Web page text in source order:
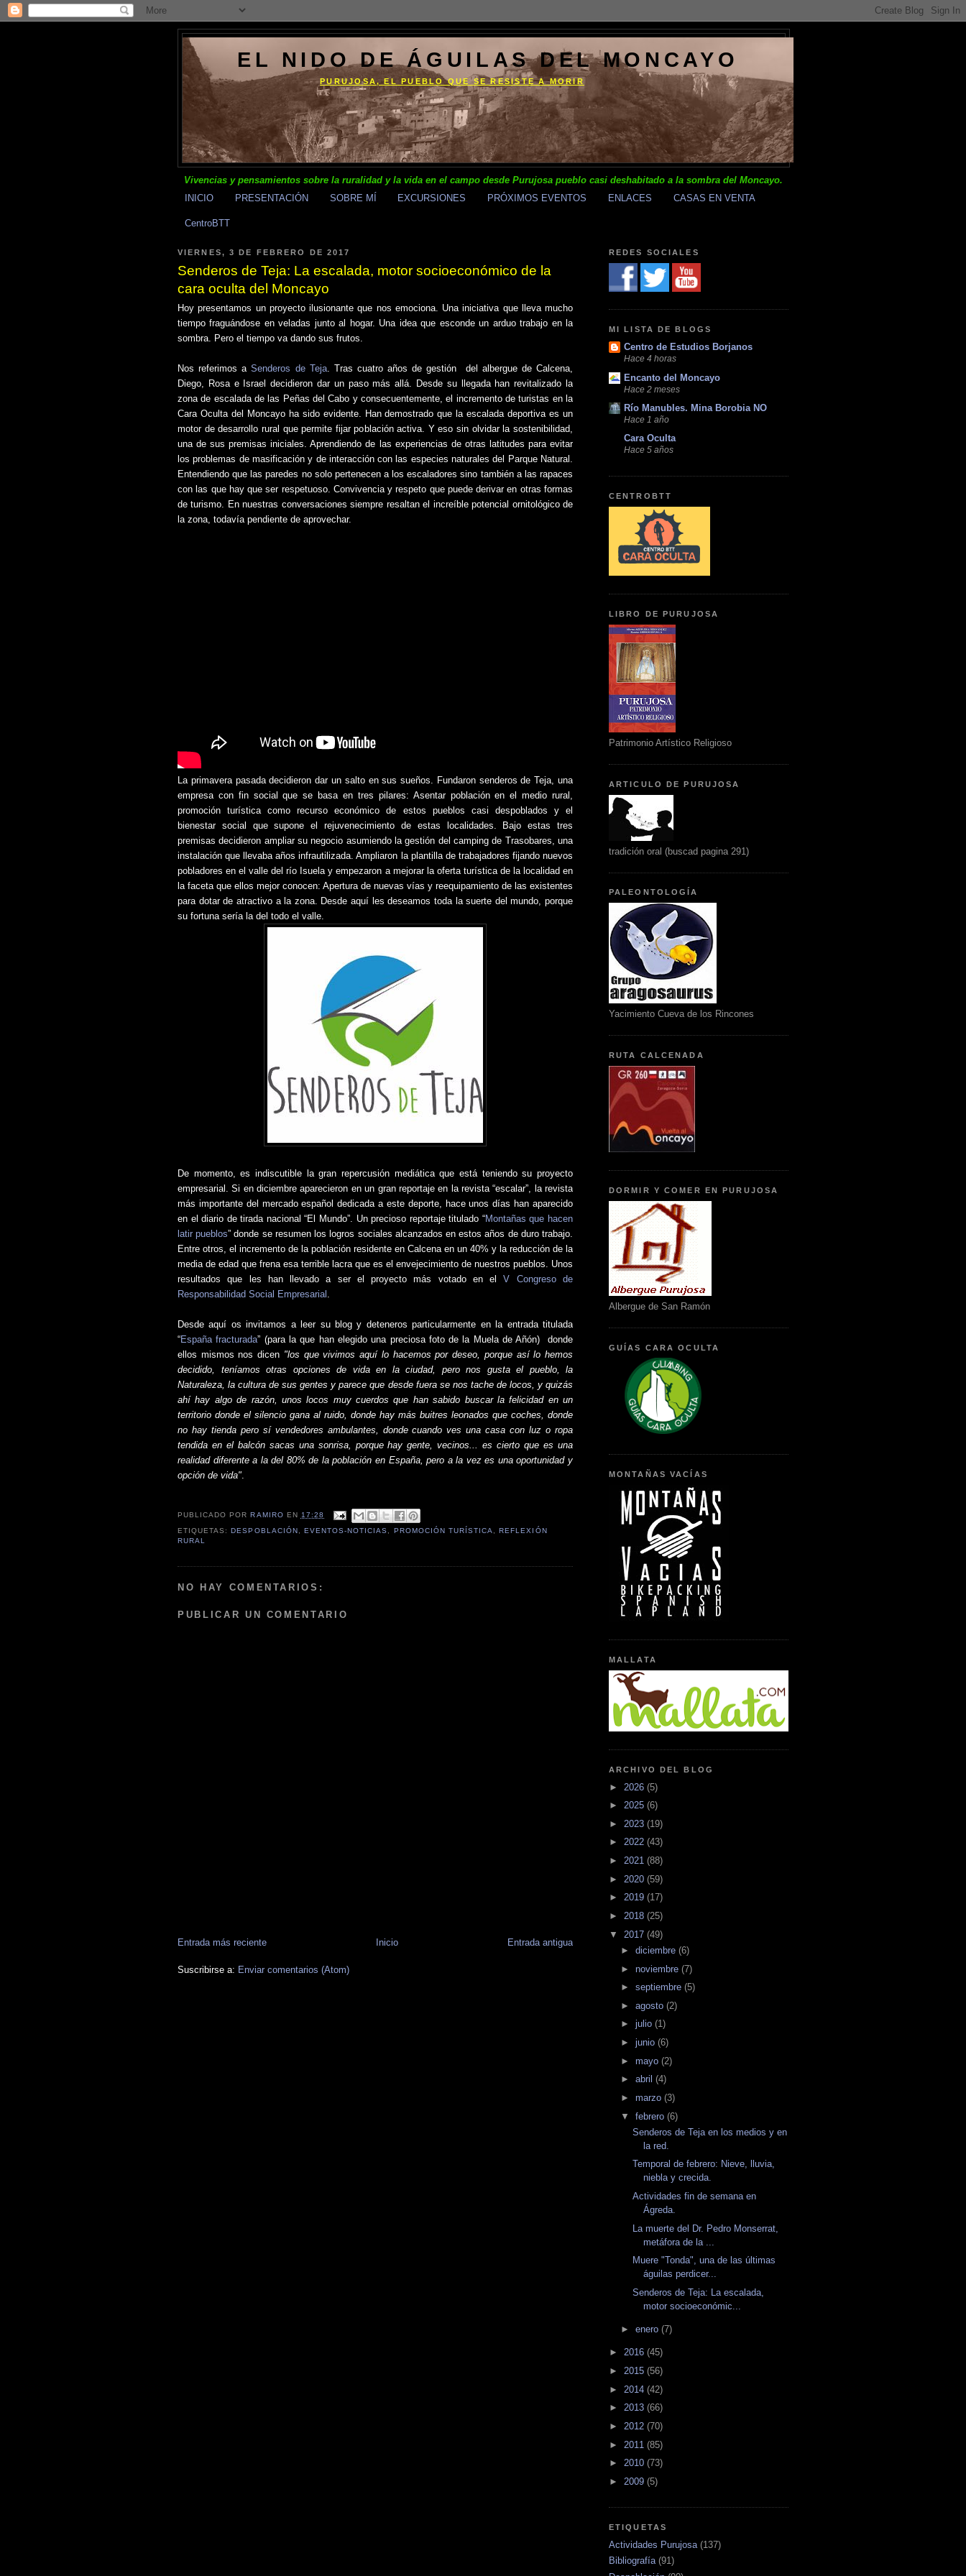
EL NIDO DE ÁGUILAS DEL MONCAYO
PURUJOSA, EL PUEBLO QUE SE RESISTE A MORIR
Vivencias y pensamientos sobre la ruralidad y la vida en el campo desde Purujosa pueblo casi deshabitado a la sombra del Moncayo.
INICIO
PRESENTACIÓN SOBRE MÍ EXCURSIONES PRÓXIMOS EVENTOS ENLACES CASAS EN VENTA
CentroBTT
VIERNES, 3 DE FEBRERO DE 2017
Senderos de Teja: La escalada, motor socioeconómico de la
cara oculta del Moncayo
Hoy presentamos un proyecto ilusionante que nos emociona. Una iniciativa que lleva mucho
tiempo fraguándose en veladas junto al hogar. Una idea que esconde un arduo trabajo en la
sombra. Pero el tiempo va dando sus frutos.
Nos referimos aSenderos de Teja. Tras cuatro años de gestión
del albergue de Calcena,
Diego, Rosa e Israel decidieron dar un paso más allá. Desde su llegada han revitalizado la
zona de escalada de las Peñas del Cabo y consecuentemente, el incremento de turistas en la
Cara Oculta del Moncayo ha sido evidente. Han demostrado que la escalada deportiva es un
motor de desarrollo rural que permite fijar población activa. Y eso sin olvidar la sostenibilidad,
una de sus premisas iniciales. Aprendiendo de las experiencias de otras latitudes para evitar
los problemas de masificación y de interacción con las especies naturales del Parque Natural.
Entendiendo que las paredes no solo pertenecen a los escaladores sino también a las rapaces
con las que hay que ser respetuoso. Convivencia y respeto que puede derivar en otras formas
de turismo. En nuestras conversaciones siempre resaltan el increíble potencial ornitológico de
la zona, todavía pendiente de aprovechar.
La primavera pasada decidieron dar un salto en sus sueños. Fundaron senderos de Teja, una
empresa con fin social que se basa en tres pilares: Asentar población en el medio rural,
promoción turística como recurso económico de estos pueblos casi despoblados y el
bienestar social que supone el rejuvenecimiento de estas localidades. Bajo estas tres
premisas decidieron ampliar su negocio asumiendo la gestión del camping de Trasobares, una
instalación que llevaba años infrautilizada. Ampliaron la plantilla de trabajadores fijando nuevos
pobladores en el valle del río Isuela y empezaron a mejorar la oferta turística de la localidad en
la faceta que ellos mejor conocen: Apertura de nuevas vías y reequipamiento de las existentes
para dotar de atractivo a la zona. Desde aquí les deseamos toda la suerte del mundo, porque
su fortuna sería la del todo el valle.
De momento, es indiscutible la gran repercusión mediática que está teniendo su proyecto
empresarial. Si en diciembre aparecieron en un gran reportaje en la revista “escalar”, la revista
más importante del mercado español dedicada a este deporte, hace unos días han aparecido
en el diario de tirada nacional “El Mundo”. Un precioso reportaje titulado “Montañas que hacen
latir pueblos” donde se resumen los logros sociales alcanzados en estos años de duro trabajo.
Entre otros, el incremento de la población residente en Calcena en un 40% y la reducción de la
media de edad que frena esa terrible lacra que es el envejecimiento de nuestros pueblos. Unos
resultados que les han llevado a ser el proyecto más votado en elV Congreso de
Responsabilidad Social Empresarial .
Desde aquí os invitamos a leer su blog y deteneros particularmente en la entrada titulada
“España fracturada” (para la que han elegido una preciosa foto de la Muela de Añón)
donde
ellos mismos nosdicen "los que vivimos aquí lo hacemos por deseo, porque así lo hemos
decidido, teníamos otras opciones de vida en la ciudad, pero nos gusta el pueblo, la
Naturaleza, la cultura de sus gentes y parece que desde fuera se nos tache de locos, y quizás
ahí hay algo de razón, unos locos muy cuerdos que han sabido buscar la felicidad en un
territorio donde el silencio gana al ruido, donde hay más buitres leonados que coches, donde
no hay tienda pero sí vendedores ambulantes, donde cuando ves una casa con luz o ropa
tendida en el balcón sacas una sonrisa, porque hay gente, vecinos... es cierto que es una
realidad diferente a la del 80% de la población en España, pero a la vez es una oportunidad y
opción de vida".
PUBLICADO POR RAMIRO EN 17:28
ETIQUETAS: DESPOBLACIÓN , EVENTOS-NOTICIAS, PROMOCIÓN TURÍSTICA, REFLEXIÓN
RURAL
NO HAY COMENTARIOS:
PUBLICAR UN COMENTARIO
Entrada más reciente Entrada antigua
Inicio
Suscribirse a: Enviar comentarios (Atom)
REDES SOCIALES
MI LISTA DE BLOGS
Centro de Estudios Borjanos
Hace 4 horas
Encanto del Moncayo
Hace 2 meses
Río Manubles. Mina Borobia NO
Hace 1 año
Cara Oculta
Hace 5 años
CENTROBTT
LIBRO DE PURUJOSA
Patrimonio Artístico Religioso
ARTICULO DE PURUJOSA
tradición oral (buscad pagina 291)
PALEONTOLOGÍA
Yacimiento Cueva de los Rincones
RUTA CALCENADA
DORMIR Y COMER EN PURUJOSA
Albergue de San Ramón
GUÍAS CARA OCULTA
MONTAÑAS VACÍAS
MALLATA
ARCHIVO DEL BLOG
► 2026 (5)
► 2025 (6)
► 2023 (19)
► 2022 (43)
► 2021 (88)
► 2020 (59)
► 2019 (17)
► 2018 (25)
▼ 2017 (49)
► diciembre (6)
► noviembre (7)
► septiembre (5)
► agosto (2)
► julio (1)
► junio (6)
► mayo (2)
► abril (4)
► marzo (3)
▼ febrero (6)
Senderos de Teja en los medios y en
la red.
Temporal de febrero: Nieve, lluvia,
niebla y crecida.
Actividades fin de semana en
Ágreda.
La muerte del Dr. Pedro Monserrat,
metáfora de la ...
Muere "Tonda", una de las últimas
águilas perdicer...
Senderos de Teja: La escalada,
motor socioeconómic...
► enero (7)
► 2016 (45)
► 2015 (56)
► 2014 (42)
► 2013 (66)
► 2012 (70)
► 2011 (85)
► 2010 (73)
► 2009 (5)
ETIQUETAS
Actividades Purujosa (137)
Bibliografía (91)